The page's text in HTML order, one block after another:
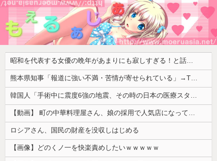
昭和を代表する女優の晩年があまりにも寂しすぎる！と話題に、自身の子供を餓死する寸前までネグレクトした挙句……
熊本県知事「報道に強い不満・苦情が寄せられている」→TBSの報道特集がまさにそれな件
韓国人「手術中に震度6強の地震、その時の日本の医療スタッフたちの姿をご覧ください」→「マジで鳥肌立った」「こういう姿は韓国も見習わないと」「あん...
【動画】 町の中華料理屋さん、娘の採用で人気店になってしまう
ロシアさん、国民の財産を没収しはじめる
【画像】どのくノ一を快楽責めしたいｗｗｗｗｗ